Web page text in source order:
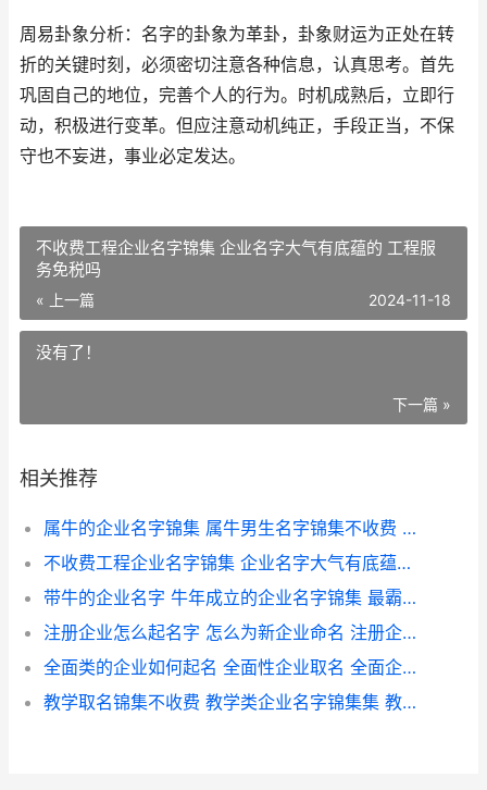
周易卦象分析：名字的卦象为革卦，卦象财运为正处在转
折的关键时刻，必须密切注意各种信息，认真思考。首先
巩固自己的地位，完善个人的行为。时机成熟后，立即行
动，积极进行变革。但应注意动机纯正，手段正当，不保
守也不妄进，事业必定发达。
不收费工程企业名字锦集 企业名字大气有底蕴的 工程服
务免税吗
« 上一篇 2024-11-18
没有了！
下一篇 »
相关推荐
属牛的企业名字锦集 属牛男生名字锦集不收费 属牛人取公司名称
不收费工程企业名字锦集 企业名字大气有底蕴的 工程服务免税吗
带牛的企业名字 牛年成立的企业名字锦集 最霸气带牛字的公司名称
注册企业怎么起名字 怎么为新企业命名 注册企业步骤
全面类的企业如何起名 全面性企业取名 全面企业管理是指
教学取名锦集不收费 教学类企业名字锦集集 教学环节起名